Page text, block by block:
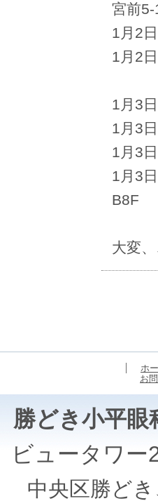
宮前
1月2
1月2
1月3
1月3
1月3
1月3
B8F
大変
ホ
お
勝どき小平眼
ビュータワ
中央区勝ど